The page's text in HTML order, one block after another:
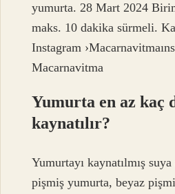
yumurta. 28 Mart 2024
maks. 10 dakika sürmeli.
Instagram
Macarnavitma
Yumurta en az kaç
kaynatılır?
Yumurtayı kaynatılmış
pişmiş yumurta, beyaz